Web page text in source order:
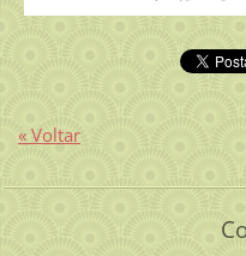
« Voltar